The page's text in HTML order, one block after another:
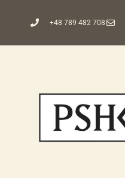
+48 789 482 708